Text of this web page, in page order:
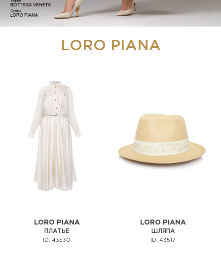
LORO PIANA
LORO PIANA
ПЛАТЬЕ
ID: 43530
LORO PIANA
ШЛЯПА
ID: 43517